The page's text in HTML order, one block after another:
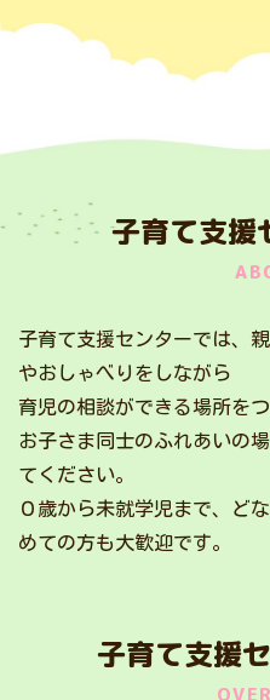
子育て支援
子育て支援センターでは、
やおしゃべりをしながら
育児の相談ができる場所をつ
お子さま同士のふれあいの
てください。
０歳から未就学児まで、ど
めての方も大歓迎です。
子育て支援